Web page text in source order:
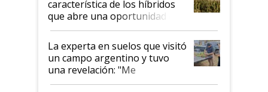
característica de los híbridos
que abre una oportunidad en
el lote
La experta en suelos que visitó
un campo argentino y tuvo
una revelación: "Me
impresionó mucho"